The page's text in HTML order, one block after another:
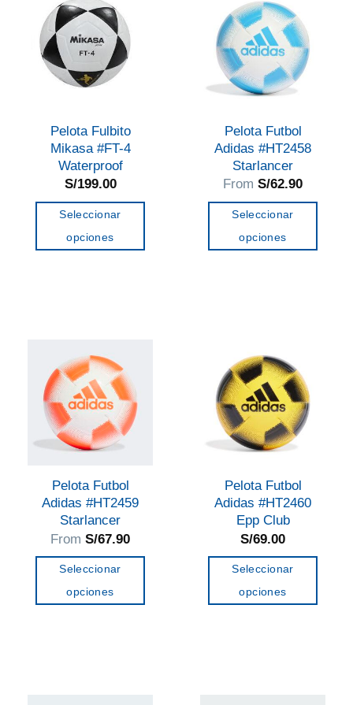
Las
opciones
se
pueden
la
página
de
producto
Las
opciones
se
pueden
elegir
la
página
de
producto
Pelota Fulbito
Mikasa #FT-4
Waterproof
S/199.00
Seleccionar
opciones
Las
opciones
se
pueden
elegir
la
página
de
producto
Pelota Futbol
Adidas #HT2458
Starlancer
From S/62.90
Seleccionar
opciones
Las
opciones
se
pueden
elegir
la
página
de
producto
Pelota Futbol
Adidas #HT2459
Starlancer
From S/67.90
Seleccionar
opciones
Pelota Futbol
Adidas #HT2460
Epp Club
S/69.00
Seleccionar
opciones